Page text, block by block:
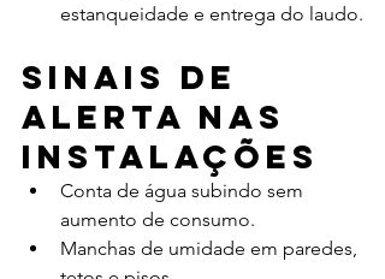
estanqueidade e entrega do laudo.
Sinais de
alerta nas
instalações
Conta de água subindo sem
aumento de consumo.
Manchas de umidade em paredes,